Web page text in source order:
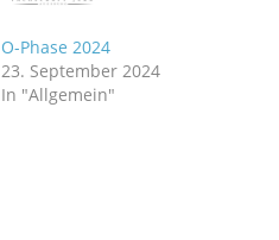
O-Phase 2024
23. September 2024
In "Allgemein"